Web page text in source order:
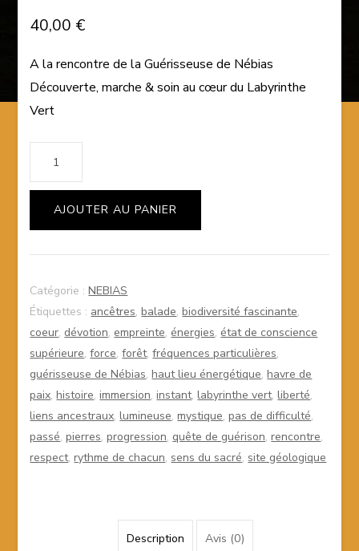
40,00 €
A la rencontre de la Guérisseuse de Nébias
Découverte, marche & soinau cœur du Labyrinthe
Vert
AJOUTER AU PANIER
Catégorie :NEBIAS
Étiquettes : ancêtres,balade,biodiversité fascinante,
coeur,dévotion, empreinte, énergies, état de conscience
supérieure,force,forêt,fréquences particulières,
guérisseuse de Nébias,haut lieu énergétique,havre de
paix,histoire,immersion,instant,labyrinthe vert,liberté,
liens ancestraux,lumineuse,mystique,pas de difficulté,
passé,pierres,progression,quête de guérison,rencontre,
respect,rythme de chacun, sens du sacré, site géologique
Description Avis (0)